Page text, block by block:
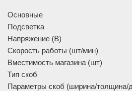
Основные
Подсветка
Напряжение (В)
Скорость работы (шт/мин)
Вместимость магазина (шт)
Тип скоб
Параметры скоб (ширина/толщина/